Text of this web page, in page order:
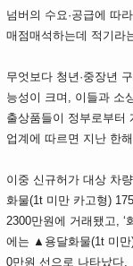
넘버의 수요·공급에 따
매점매석하는데 적기라
무엇보다 청년·중장년
능성이 크며, 이들과 소
출상품들이 정부로부터
업계에 따르면 지난 한
이중 신규허가 대상 차
화물(1t 미만 카고형)
2300만원에 거래됐고, ‘
에는 ▲용달화물(1t 미
0만원 선으로 나타났다.